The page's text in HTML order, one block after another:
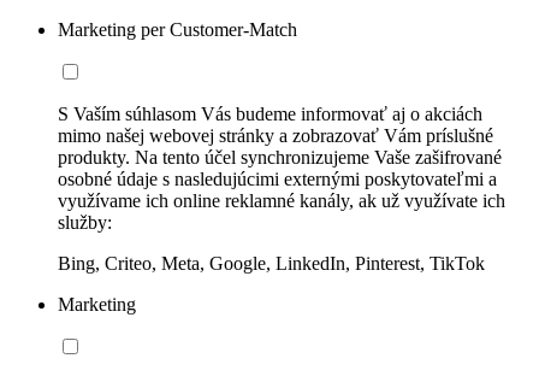
Marketing per Customer-Match
S Vaším súhlasom Vás budeme informovať aj o akciách
mimo našej webovej stránky a zobrazovať Vám príslušné
produkty. Na tento účel synchronizujeme Vaše zašifrované
osobné údaje s nasledujúcimi externými poskytovateľmi a
využívame ich online reklamné kanály, ak už využívate ich
služby:
Bing, Criteo, Meta, Google, LinkedIn, Pinterest, TikTok
Marketing